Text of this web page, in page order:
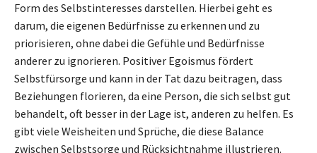
Form des Selbstinteresses darstellen. Hierbei geht es
darum, die eigenen Bedürfnisse zu erkennen und zu
priorisieren, ohne dabei die Gefühle und Bedürfnisse
anderer zu ignorieren. Positiver Egoismus fördert
Selbstfürsorge und kann in der Tat dazu beitragen, dass
Beziehungen florieren, da eine Person, die sich selbst gut
behandelt, oft besser in der Lage ist, anderen zu helfen. Es
gibt viele Weisheiten und Sprüche, die diese Balance
zwischen Selbstsorge und Rücksichtnahme illustrieren.